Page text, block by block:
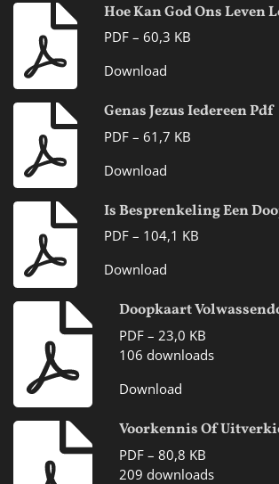
Hoe Kan God Ons Leven
PDF – 60,3 KB
Download
Genas Jezus Iedereen Pdf
PDF – 61,7 KB
Download
Is Besprenkeling Een
PDF – 104,1 KB
Download
Doopkaart
PDF – 23,0 KB
106 downloads
Download
Voorkennis Of
PDF – 80,8 KB
209 downloads